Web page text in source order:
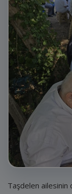
İletişim
Giriş
Kayıt
Taşdelen ailesinin